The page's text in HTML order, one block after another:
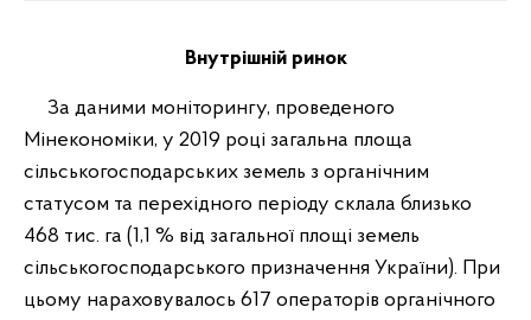
Внутрішній ринок
За даними моніторингу, проведеного
Мінекономіки, у 2019 році загальна площа
сільськогосподарських земель з органічним
статусом та перехідного періоду склала близько
468 тис. га (1,1 % від загальної площі земель
сільськогосподарського призначення України). При
цьому нараховувалось 617 операторів органічного